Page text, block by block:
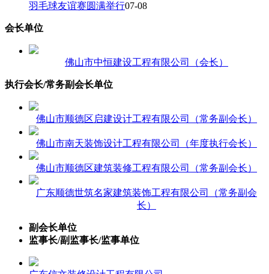
羽毛球友谊赛圆满举行07-08
会长单位
佛山市中恒建设工程有限公司（会长）
执行会长/常务副会长单位
佛山市顺德区启建设计工程有限公司（常务副会长）
佛山市南天装饰设计工程有限公司（年度执行会长）
佛山市顺德区建筑装修工程有限公司（常务副会长）
广东顺德世筑名家建筑装饰工程有限公司（常务副会
长）
副会长单位
监事长/副监事长/监事单位